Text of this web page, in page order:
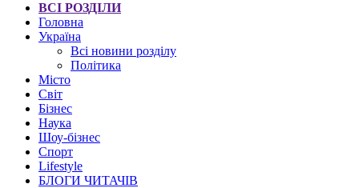
ВСІ РОЗДІЛИ
Головна
Україна
Всі новини розділу
Політика
Місто
Світ
Бізнес
Наука
Шоу-бізнес
Спорт
Lifestyle
БЛОГИ ЧИТАЧІВ